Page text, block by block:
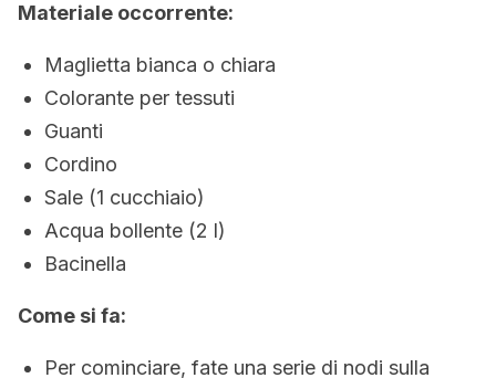
Materiale occorrente:
Maglietta bianca o chiara
Colorante per tessuti
Guanti
Cordino
Sale (1 cucchiaio)
Acqua bollente (2 l)
Bacinella
Come si fa:
Per cominciare, fate una serie di nodi sulla